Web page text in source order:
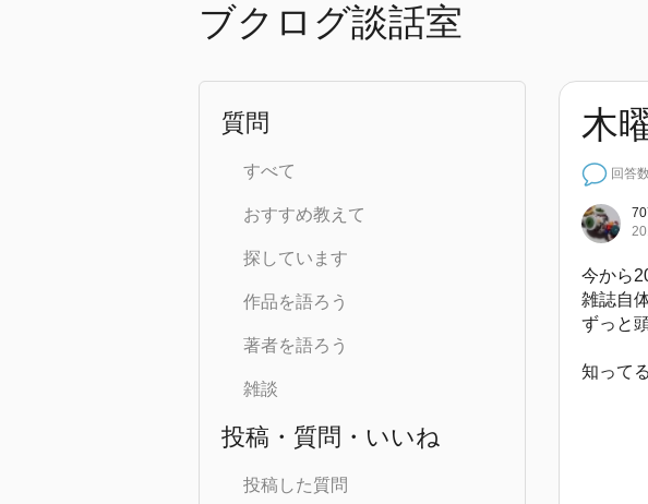
ブクログ談話室
質問
すべて
おすすめ教えて
探しています
作品を語ろう
著者を語ろう
雑談
投稿・質問・いいね
投稿した質問
木
回答
今から
雑誌自
ずっと
知って